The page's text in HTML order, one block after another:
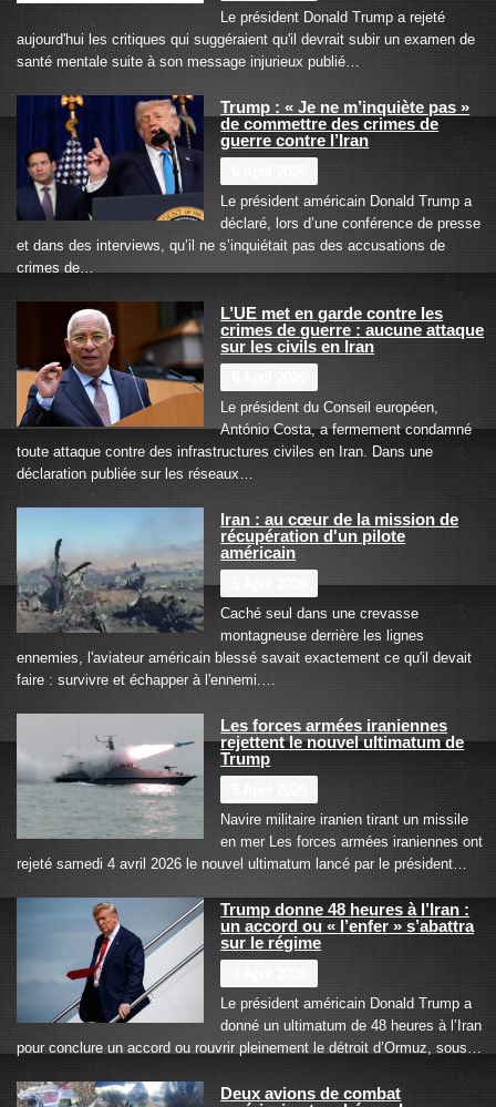
Le président Donald Trump a rejeté
aujourd'hui les critiques qui suggéraient qu'il devrait subir un examen de
santé mentale suite à son message injurieux publié…
Trump : « Je ne m’inquiète pas »
de commettre des crimes de
guerre contre l’Iran
Le président américain Donald Trump a
déclaré, lors d’une conférence de presse
et dans des interviews, qu’il ne s’inquiétait pas des accusations de
crimes de…
L’UE met en garde contre les
crimes de guerre : aucune attaque
sur les civils en Iran
Le président du Conseil européen,
António Costa, a fermement condamné
toute attaque contre des infrastructures civiles en Iran. Dans une
déclaration publiée sur les réseaux…
Iran : au cœur de la mission de
récupération d'un pilote
américain
Caché seul dans une crevasse
montagneuse derrière les lignes
ennemies, l'aviateur américain blessé savait exactement ce qu'il devait
faire : survivre et échapper à l'ennemi.…
Les forces armées iraniennes
rejettent le nouvel ultimatum de
Trump
Navire militaire iranien tirant un missile
en mer Les forces armées iraniennes ont
rejeté samedi 4 avril 2026 le nouvel ultimatum lancé par le président…
Trump donne 48 heures à l’Iran :
un accord ou « l’enfer » s’abattra
sur le régime
Le président américain Donald Trump a
donné un ultimatum de 48 heures à l’Iran
pour conclure un accord ou rouvrir pleinement le détroit d’Ormuz, sous…
Deux avions de combat